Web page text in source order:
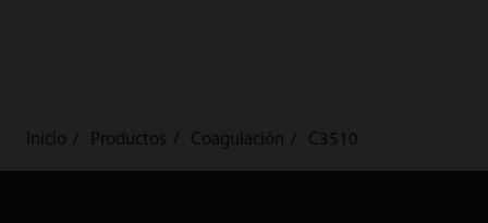
Inicio Productos Coagulación C3510